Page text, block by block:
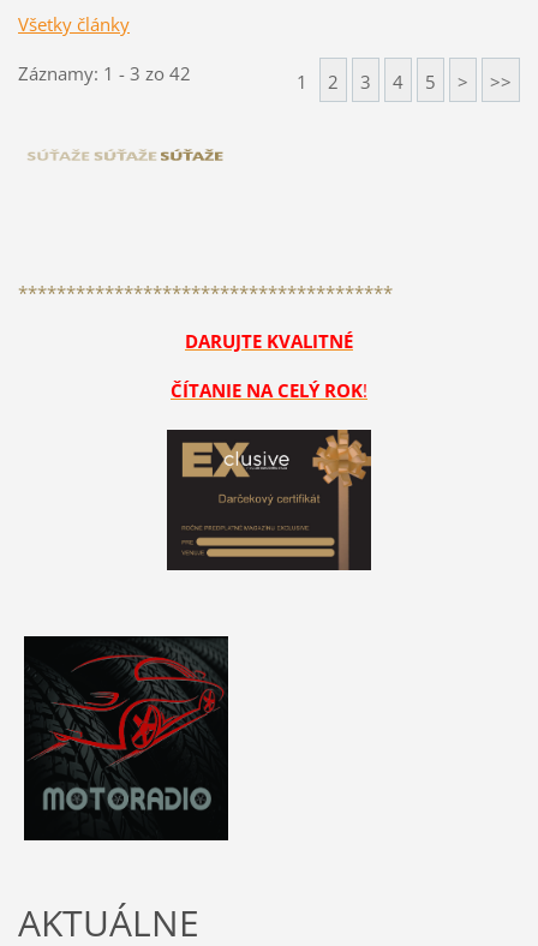
Všetky články
Záznamy: 1 - 3 zo 42 1 2 3 4 5 > >>
***************************************
DARUJTE KVALITNÉ
ČÍTANIE NA CELÝ ROK!
AKTUÁLNE